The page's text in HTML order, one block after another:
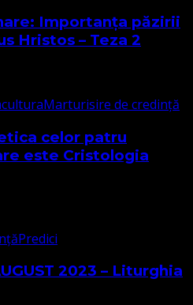
Importanța păzirii
Hristos – Teza 2
culturaMarturisire de credință
celor patru
este Cristologia
Predici
2023 – Liturghia